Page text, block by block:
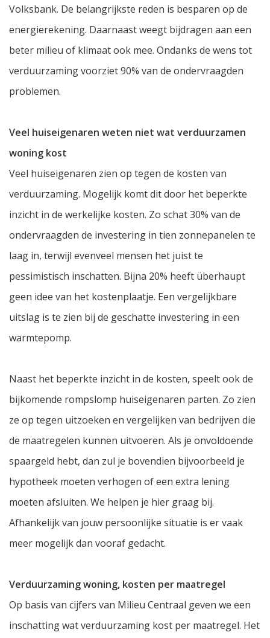
Volksbank. De belangrijkste reden is besparen op de
energierekening. Daarnaast weegt bijdragen aan een
beter milieu of klimaat ook mee. Ondanks de wens tot
verduurzaming voorziet 90% van de ondervraagden
problemen.
Veel huiseigenaren weten niet wat verduurzamen
woning kost
Veel huiseigenaren zien op tegen de kosten van
verduurzaming. Mogelijk komt dit door het beperkte
inzicht in de werkelijke kosten. Zo schat 30% van de
ondervraagden de investering in tien zonnepanelen te
laag in, terwijl evenveel mensen het juist te
pessimistisch inschatten. Bijna 20% heeft überhaupt
geen idee van het kostenplaatje. Een vergelijkbare
uitslag is te zien bij de geschatte investering in een
warmtepomp.
Naast het beperkte inzicht in de kosten, speelt ook de
bijkomende rompslomp huiseigenaren parten. Zo zien
ze op tegen uitzoeken en vergelijken van bedrijven die
de maatregelen kunnen uitvoeren. Als je onvoldoende
spaargeld hebt, dan zul je bovendien bijvoorbeeld je
hypotheek moeten verhogen of een extra lening
moeten afsluiten. We helpen je hier graag bij.
Afhankelijk van jouw persoonlijke situatie is er vaak
meer mogelijk dan vooraf gedacht.
Verduurzaming woning, kosten per maatregel
Op basis van cijfers van Milieu Centraal geven we een
inschatting wat verduurzaming kost per maatregel. Het